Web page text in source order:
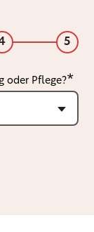
5
oder Pflege?